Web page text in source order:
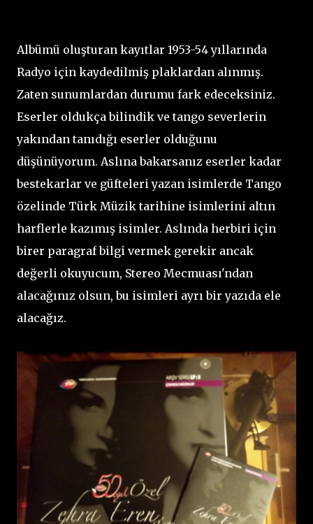
Albümü oluşturan kayıtlar 1953-54 yıllarında
Radyo için kaydedilmiş plaklardan alınmış.
Zaten sunumlardan durumu fark edeceksiniz.
Eserler oldukça bilindik ve tango severlerin
yakından tanıdığı eserler olduğunu
düşünüyorum. Aslına bakarsanız eserler kadar
bestekarlar ve güfteleri yazan isimlerde Tango
özelinde Türk Müzik tarihine isimlerini altın
harflerle kazımış isimler. Aslında herbiri için
birer paragraf bilgi vermek gerekir ancak
değerli okuyucum, Stereo Mecmuası'ndan
alacağınız olsun, bu isimleri ayrı bir yazıda ele
alacağız.